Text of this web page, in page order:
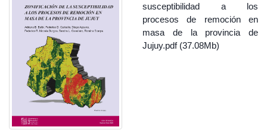
susceptibilidad a los
procesos de remoción en
masa de la provincia de
Jujuy.pdf (37.08Mb)